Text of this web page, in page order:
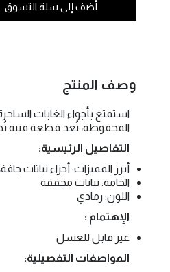
أضف إلى سلة التسوق
وصف المنتج
استمتع بأجواء الغابات الساحرة
المحفوظة، تُعد قطعة فنية
التفاصيل الرئيسية:
أبرز المميزات: أجزاء نباتات
الخامة: نباتات مجففة
اللون: رمادي
الإهتمام :
غير قابل للغسل
المواصفات التفصيلية: